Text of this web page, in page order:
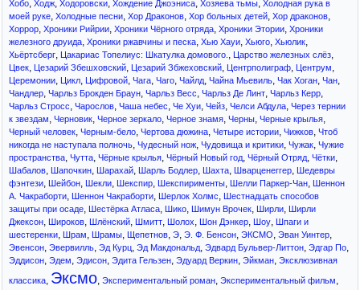
Хобо, Ходж, Ходоровски, Хождение Джоэниса, Хозяева тьмы, Холодная рука в
моей руке, Холодные песни, Хор Драконов, Хор больных детей, Хор драконов,
Хоррор, Хроники Рийрии, Хроники Чёрного отряда, Хроники Этории, Хроники
железного друида, Хроники ржавчины и песка, Хью Хауи, Хьюго, Хьюлик,
Хьёртсберг, Цакариас Топелиус: Шкатулка домового. , Царство железных слёз,
Цвек, Цезарий Збешховский, Цезарий Збжеховский, Центрполиграф, Центрум,
Церемонии, Цикл, Цифровой, Чага, Чаго, Чайлд, Чайна Мьевиль, Чак Хоган, Чан,
Чандлер, Чарльз Брокден Браун, Чарльз Весс, Чарльз Де Линт, Чарльз Керр,
Чарльз Стросс, Чарослов, Чаша небес, Че Хуи, Чейз, Челси Абдула, Через тернии
к звездам, Черновик, Черное зеркало, Черное знамя, Черны, Черные крылья,
Черный человек, Черным-бело, Чертова дюжина, Четыре истории, Чижков, Чтоб
никогда не наступала полночь, Чудесный нож, Чудовища и критики, Чужак, Чужие
пространства, Чутта, Чёрные крылья, Чёрный Новый год, Чёрный Отряд, Чётки,
Шабалов, Шапочкин, Шарахай, Шарль Бодлер, Шахта, Шварценеггер, Шедевры
фэнтези, Шейбон, Шекли, Шекспир, Шекспирименты, Шелли Паркер-Чан, Шеннон
А. Чакраборти, Шеннон Чакраборти, Шерлок Холмс, Шестнадцать способов
защиты при осаде, Шестёрка Атласа, Шико, Шимун Врочек, Ширли, Ширли
Джексон, Широков, Шлёнский, Шмитт, Шолох, Шон Дэнкер, Шоу, Шпаги и
шестеренки, Шрам, Шрамы, Щепетнов, Э, Э. Ф. Бенсон, ЭКСМО, Эван Уинтер,
Эвенсон, Эвервилль, Эд Курц, Эд Макдональд, Эдвард Бульвер-Литтон, Эдгар По,
Эддисон, Эдем, Эдисон, Эдита Гельзен, Эдуард Веркин, Эйкман, Эксклюзивная
классика, Эксмо, Экспериментальный роман, Экспериментальный фильм,